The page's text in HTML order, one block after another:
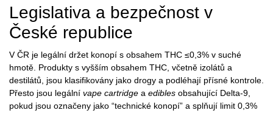
Legislativa a bezpečnost v
České republice
V ČR je legální držet konopí s obsahem THC ≤0,3% v suché
hmotě. Produkty s vyšším obsahem THC, včetně izolátů a
destilátů, jsou klasifikovány jako drogy a podléhají přísné kontrole.
Přesto jsou legální vape cartridge a edibles obsahující Delta‑9,
pokud jsou označeny jako “technické konopí” a splňují limit 0,3%